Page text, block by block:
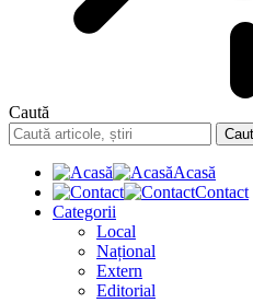
Caută
Acasă
Contact
Categorii
Local
Național
Extern
Editorial